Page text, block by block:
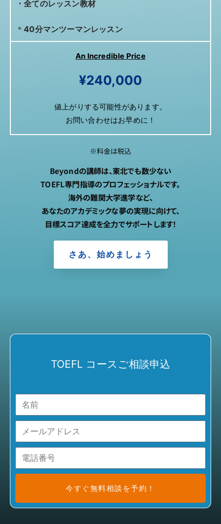
・全てのレッスン教材
＊40分マンツーマンレッスン
An Incredible Price
¥240,000
値上がりする可能性があります。
お問い合わせはお早めに！
※料金は税込
Beyondの講師は、東北でも数少ない
TOEFL専門指導のプロフェッショナルです。
海外の難関大学進学など、
あなたのアカデミックな夢の実現に向けて、
目標スコア達成を全力でサポートします！
さあ、始めましょう
TOEFL コースご相談申込
今すぐ無料相談を予約！